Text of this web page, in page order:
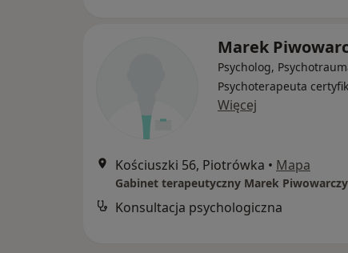
Marek
Psycholog,
Psychoterapeuta
Więcej
Kościuszki 56, Piotrówka • Mapa
Gabinet terapeutyczny Marek
Konsultacja psychologiczna